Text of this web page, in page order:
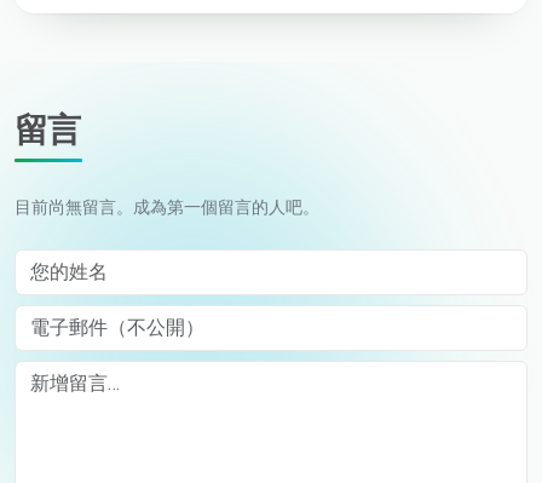
留言
目前尚無留言。成為第一個留言的人吧。
您的姓名
電子郵件（不公開）
Comment